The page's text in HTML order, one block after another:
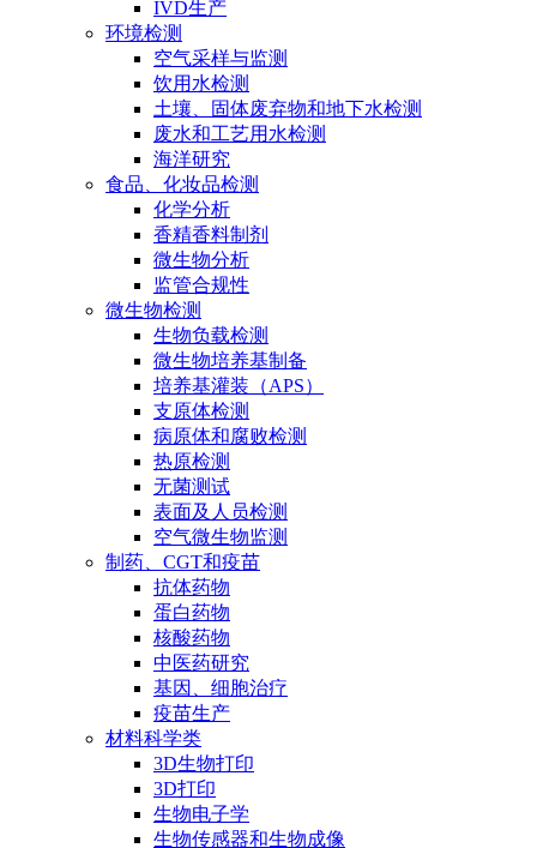
IVD生产
环境检测
空气采样与监测
饮用水检测
土壤、固体废弃物和地下水检测
废水和工艺用水检测
海洋研究
食品、化妆品检测
化学分析
香精香料制剂
微生物分析
监管合规性
微生物检测
生物负载检测
微生物培养基制备
培养基灌装（APS）
支原体检测
病原体和腐败检测
热原检测
无菌测试
表面及人员检测
空气微生物监测
制药、CGT和疫苗
抗体药物
蛋白药物
核酸药物
中医药研究
基因、细胞治疗
疫苗生产
材料科学类
3D生物打印
3D打印
生物电子学
生物传感器和生物成像